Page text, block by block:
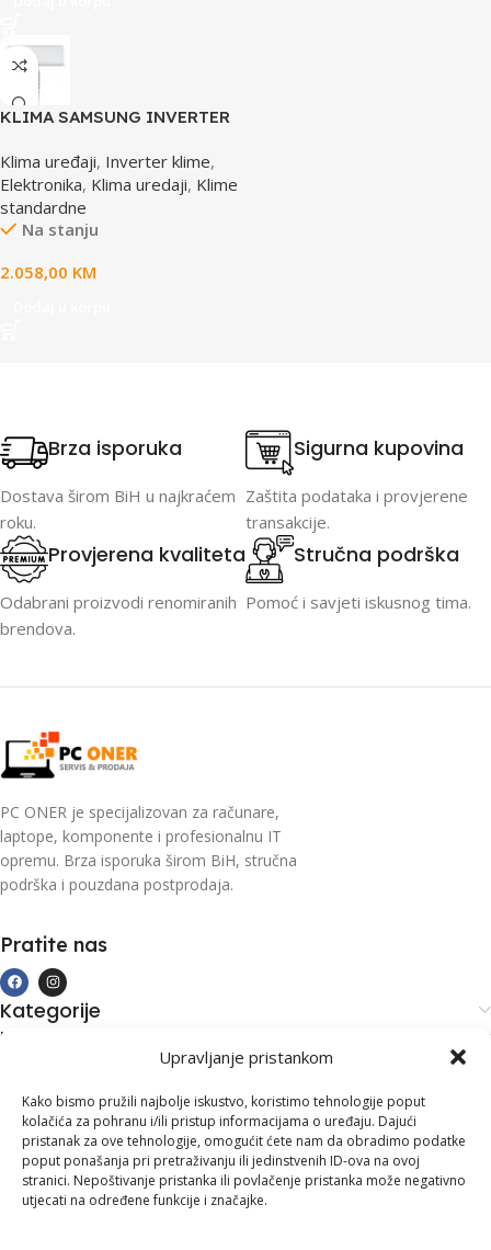
Upravljanje pristankom
Kako bismo pružili najbolje iskustvo, koristimo tehnologije poput
kolačića za pohranu i/ili pristup informacijama o uređaju. Dajući
pristanak za ove tehnologije, omogućit ćete nam da obradimo podatke
poput ponašanja pri pretraživanju ili jedinstvenih ID-ova na ovoj
stranici. Nepoštivanje pristanka ili povlačenje pristanka može negativno
utjecati na određene funkcije i značajke.
KLIMA SAMSUNG INVERTER
Klima uređaji, Inverter klime,
Elektronika, Klima uredaji, Klime
standardne
Na stanju
2.058,00 KM
Brza isporuka
Dostava širom BiH u najkraćem
roku.
Sigurna kupovina
Zaštita podataka i provjerene
transakcije.
Provjerena kvaliteta
Odabrani proizvodi renomiranih
brendova.
Stručna podrška
Pomoć i savjeti iskusnog tima.
PC ONER je specijalizovan za računare,
laptope, komponente i profesionalnu IT
opremu. Brza isporuka širom BiH, stručna
podrška i pouzdana postprodaja.
Pratite nas
Kategorije
Kupovina i podrška
Kontakt informacije
Branilaca Bosne, 75 300 Lukavac
+387 35 555 999
info@pconer.ba